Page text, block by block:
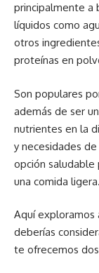
principalmente a
líquidos como
otros
proteínas en
Son populares
además de ser
nutrientes en la
y necesidades
opción saludable
una comida ligera.
Aquí exploramos
deberías
te ofrecemos